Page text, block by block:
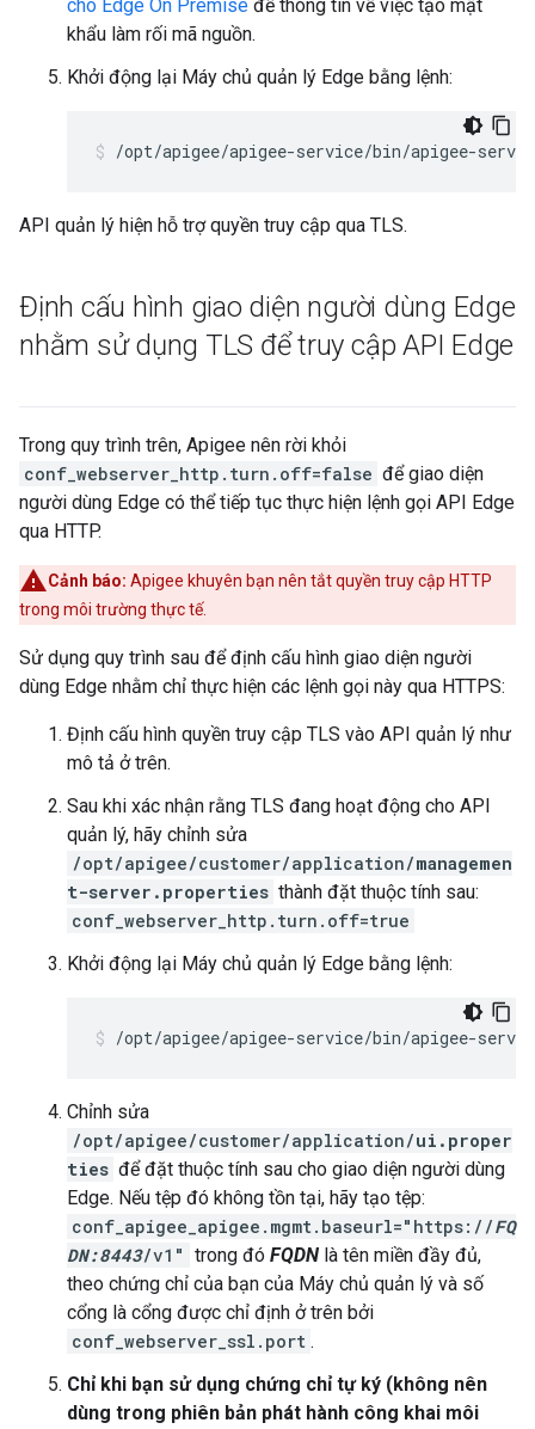
cho Edge On Premise để thông tin về việc tạo mật
khẩu làm rối mã nguồn.
Khởi động lại Máy chủ quản lý Edge bằng lệnh:
/opt/apigee/apigee-service/bin/apigee-
API quản lý hiện hỗ trợ quyền truy cập qua TLS.
Định cấu hình giao diện người dùng Edge
nhằm sử dụng TLS để truy cập API Edge
Trong quy trình trên, Apigee nên rời khỏi
conf_webserver_http.turn.off=false để giao diện
người dùng Edge có thể tiếp tục thực hiện lệnh gọi API Edge
qua HTTP.
Cảnh báo: Apigee khuyên bạn nên tắt quyền truy cập HTTP
trong môi trường thực tế.
Sử dụng quy trình sau để định cấu hình giao diện người
dùng Edge nhằm chỉ thực hiện các lệnh gọi này qua HTTPS:
Định cấu hình quyền truy cập TLS vào API quản lý như
mô tả ở trên.
Sau khi xác nhận rằng TLS đang hoạt động cho API
quản lý, hãy chỉnh sửa
/opt/apigee/customer/application/managemen
t-server.properties thành đặt thuộc tính sau:
conf_webserver_http.turn.off=true
Khởi động lại Máy chủ quản lý Edge bằng lệnh:
/opt/apigee/apigee-service/bin/apigee-
Chỉnh sửa
/opt/apigee/customer/application/ui.proper
ties để đặt thuộc tính sau cho giao diện người dùng
Edge. Nếu tệp đó không tồn tại, hãy tạo tệp:
conf_apigee_apigee.mgmt.baseurl="https://FQ
DN:8443/v1" trong đó FQDN là tên miền đầy đủ,
theo chứng chỉ của bạn của Máy chủ quản lý và số
cổng là cổng được chỉ định ở trên bởi
conf_webserver_ssl.port .
Chỉ khi bạn sử dụng chứng chỉ tự ký (không nên
dùng trong phiên bản phát hành công khai môi